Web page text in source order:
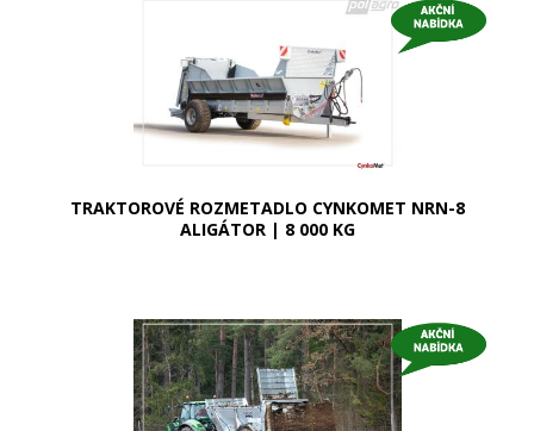
TRAKTOROVÉ ROZMETADLO CYNKOMET NRN-8
ALIGÁTOR | 8 000 KG